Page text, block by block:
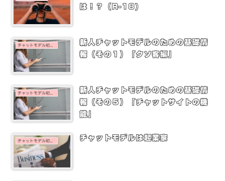
は！？（R-18)
新人チャットモデルのための基礎情
報（その１）「クソ客編」
新人チャットモデルのための基礎情
報（その５）「チャットサイトの機
能」
チャットモデルは起業家